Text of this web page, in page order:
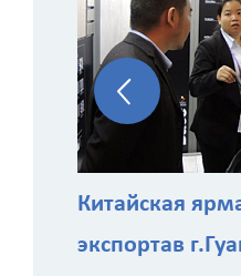
Китайская
экспортав